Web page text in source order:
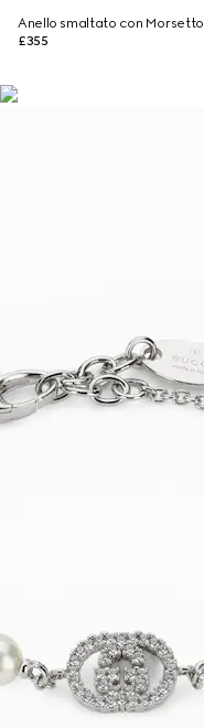
Anello smaltato con Morsetto
£355